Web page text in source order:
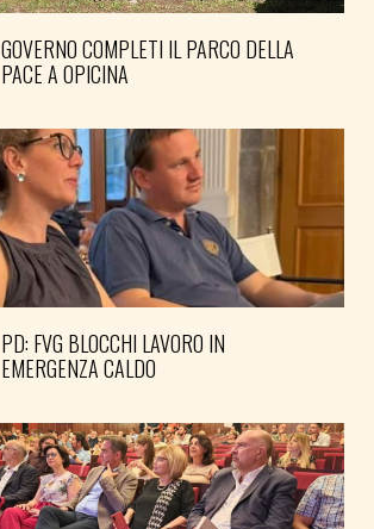
GOVERNO COMPLETI IL PARCO DELLA
PACE A OPICINA
PD: FVG BLOCCHI LAVORO IN
EMERGENZA CALDO